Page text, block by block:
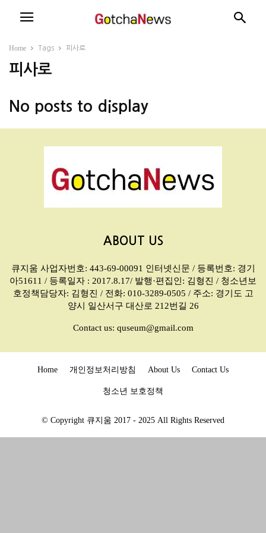
Home Tags 피사로
피사로
No posts to display
ABOUT US
큐지움 사업자번호: 443-69-00091 인터넷신문 / 등록번호: 경기
아51611 / 등록일자 : 2017.8.17/ 발행·편집인: 김형진 / 청소년보
호정책담당자: 김형진 / 전화: 010-3289-0505 / 주소: 경기도 고
양시 일산서구 대산로 212번길 26
Contact us: quseum@gmail.com
Home 개인정보처리방침 About Us Contact Us
청소년 보호정책
© Copyright 큐지움 2017 - 2025 All Rights Reserved